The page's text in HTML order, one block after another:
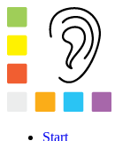
Start